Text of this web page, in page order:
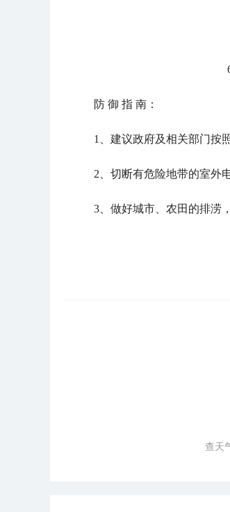
防 御 指 南：
1、建议政府及相关部门按
2、切断有危险地带的室外
3、做好城市、农田的排涝
查天